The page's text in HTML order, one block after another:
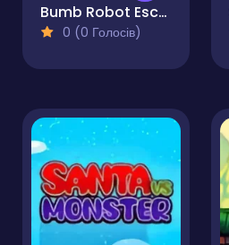
Bumb Robot Escape
0 (0 Голосів)